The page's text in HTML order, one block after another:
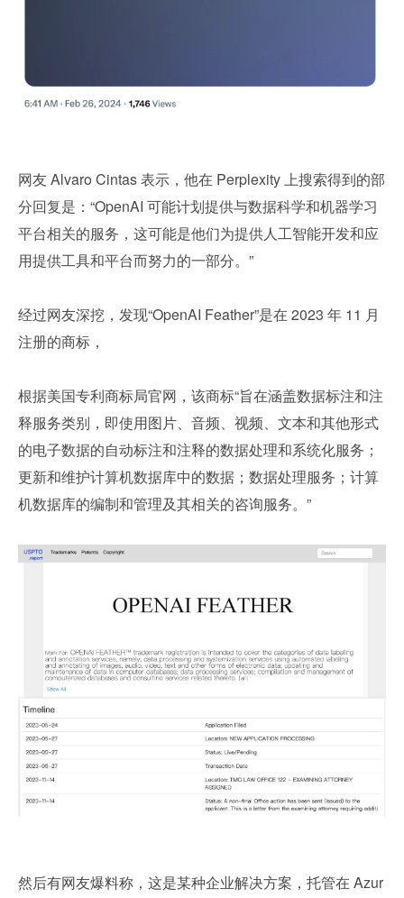
网友 Alvaro Cintas 表示，他在 Perplexity 上搜索得到的部
分回复是：“OpenAI 可能计划提供与数据科学和机器学习
平台相关的服务，这可能是他们为提供人工智能开发和应
用提供工具和平台而努力的一部分。”
经过网友深挖，发现“OpenAI Feather”是在 2023 年 11 月
注册的商标，
根据美国专利商标局官网，该商标“旨在涵盖数据标注和注
释服务类别，即使用图片、音频、视频、文本和其他形式
的电子数据的自动标注和注释的数据处理和系统化服务；
更新和维护计算机数据库中的数据；数据处理服务；计算
机数据库的编制和管理及其相关的咨询服务。”
然后有网友爆料称，这是某种企业解决方案，托管在 Azur